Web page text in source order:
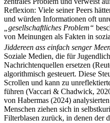
Reflexion: Viele seiner Peers
und würden Informationen oft
„gesellschaftliches Problem“
von Meinungen als Fakten in
Jiddereen ass einfach senger
Soziale Medien, die für
Nachrichtenquellen ersetzen
algorithmisch gesteuert. Diese
Scrollen und kann zu
führen (Vaccari & Chadwick,
von Habermas (2024)
Menschen ziehen sich in
Filterblasen zurück, in denen der